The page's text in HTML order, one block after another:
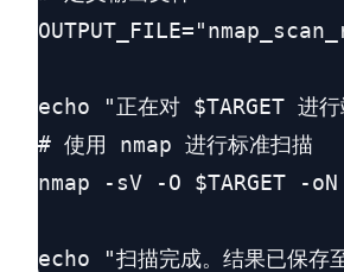
echo "正在对 $TARGET 进行
# 使用 nmap 进行标准扫描
nmap -sV -O $TARGET -oN